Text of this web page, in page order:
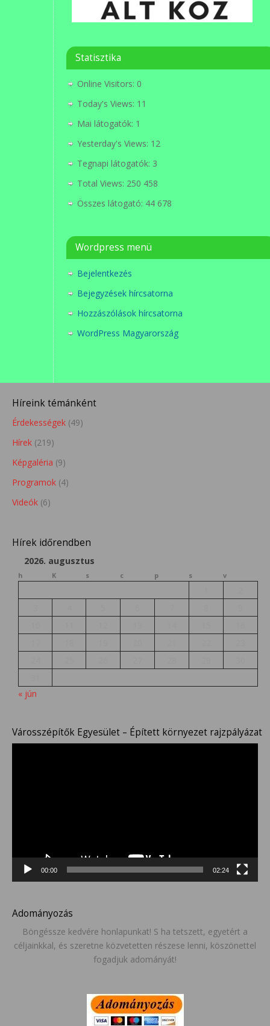
Statisztika
Online Visitors: 0
Today's Views: 11
Mai látogatók: 1
Yesterday's Views: 12
Tegnapi látogatók: 3
Total Views: 250 458
Összes látogató: 44 678
Wordpress menü
Bejelentkezés
Bejegyzések hírcsatorna
Hozzászólások hírcsatorna
WordPress Magyarország
Híreink témánként
Érdekességek (49)
Hírek (219)
Képgaléria (9)
Programok (4)
Videók (6)
Hírek időrendben
2026. augusztus
h K s c p s v
« jún
Városszépítők Egyesület – Épített környezet rajzpályázat
00:00 02:24
Adományozás
Böngéssze kedvére honlapunkat! S ha tetszett, egyetért a
céljainkkal, és szeretne közvetetten részese lenni, köszönettel
fogadjuk adományát!